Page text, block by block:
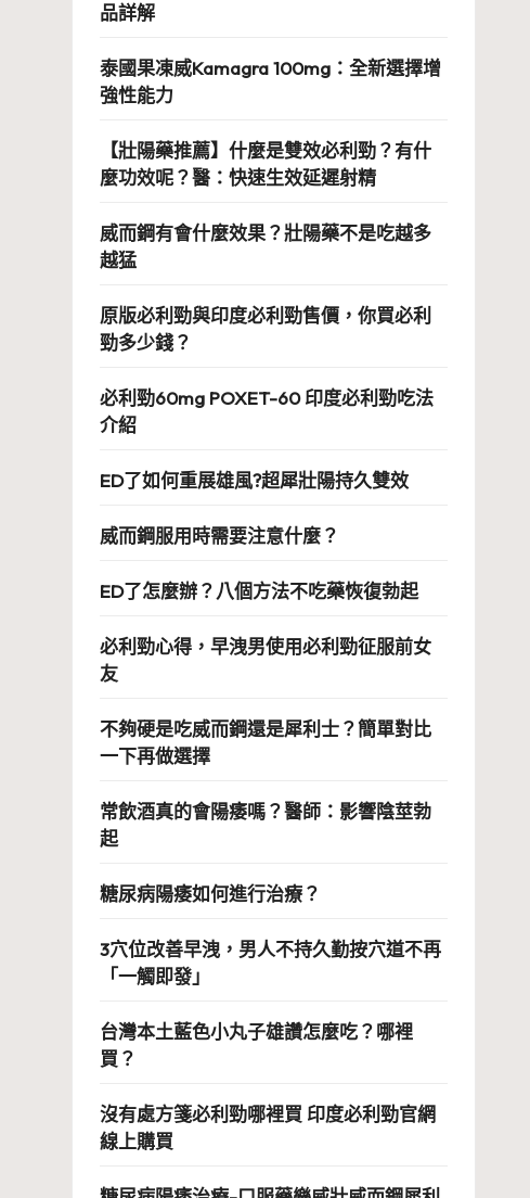
品詳解
泰國果凍威Kamagra 100mg：全新選擇增
強性能力
【壯陽藥推薦】什麼是雙效必利勁？有什
麼功效呢？醫：快速生效延遲射精
威而鋼有會什麼效果？壯陽藥不是吃越多
越猛
原版必利勁與印度必利勁售價，你買必利
勁多少錢？
必利勁60mg POXET-60 印度必利勁吃法
介紹
ED了如何重展雄風?超犀壯陽持久雙效
威而鋼服用時需要注意什麼？
ED了怎麼辦？八個方法不吃藥恢復勃起
必利勁心得，早洩男使用必利勁征服前女
友
不夠硬是吃威而鋼還是犀利士？簡單對比
一下再做選擇
常飲酒真的會陽痿嗎？醫師：影響陰莖勃
起
糖尿病陽痿如何進行治療？
3穴位改善早洩，男人不持久勤按穴道不再
「一觸即發」
台灣本土藍色小丸子雄讚怎麼吃？哪裡
買？
沒有處方箋必利勁哪裡買 印度必利勁官網
線上購買